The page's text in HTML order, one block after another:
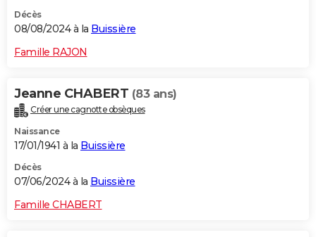
Décès
08/08/2024 à la Buissière
Famille RAJON
Jeanne CHABERT (83 ans)
Créer une cagnotte obsèques
Naissance
17/01/1941 à la Buissière
Décès
07/06/2024 à la Buissière
Famille CHABERT